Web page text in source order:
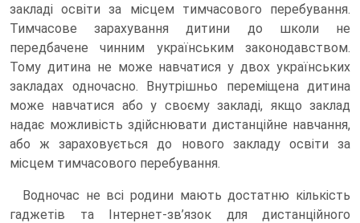
закладі освіти за місцем тимчасового перебування.
Тимчасове зарахування дитини до школи не
передбачене чинним українським законодавством.
Тому дитина не може навчатися у двох українських
закладах одночасно. Внутрішньо переміщена дитина
може навчатися або у своєму закладі, якщо заклад
надає можливість здійснювати дистанційне навчання,
або ж зараховується до нового закладу освіти за
місцем тимчасового перебування.
Водночас не всі родини мають достатню кількість
гаджетів та Інтернет-зв’язок для дистанційного